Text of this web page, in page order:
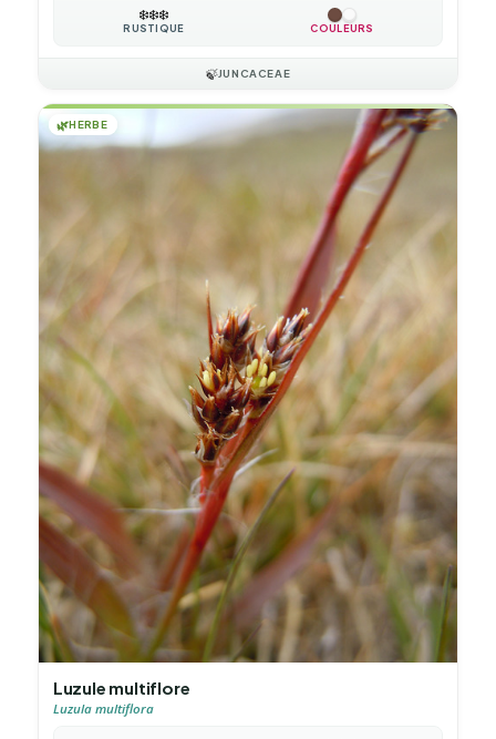
❄️❄️❄️
RUSTIQUE COULEURS
🍃JUNCACEAE
🌿HERBE
Luzule multiflore
Luzula multiflora